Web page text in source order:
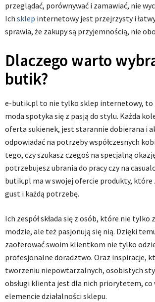
przeglądać, porównywać i zamawiać, nie
Ich sklep internetowy jest przejrzysty i łatwy
sprawia, że zakupy są przyjemnością, nie
Dlaczego warto
butik?
e-butik.pl to nie tylko sklep internetowy, to
moda spotyka się z pasją do stylu. Każda
oferta sukienek, jest starannie dobierana i
odpowiadać na potrzeby współczesnych
tego, czy szukasz czegoś na specjalną
potrzebujesz ubrania do pracy czy na
butik.pl ma w swojej ofercie produkty, które
gust i każdą potrzebę.
Ich zespół składa się z osób, które nie tylko
modzie, ale też pasjonują się nią. Dzięki
zaoferować swoim klientkom nie tylko
profesjonalne doradztwo. Oraz inspiracje,
tworzeniu niepowtarzalnych, osobistych
obsługi klienta jest dla nich priorytetem, co
elemencie działalności sklepu.